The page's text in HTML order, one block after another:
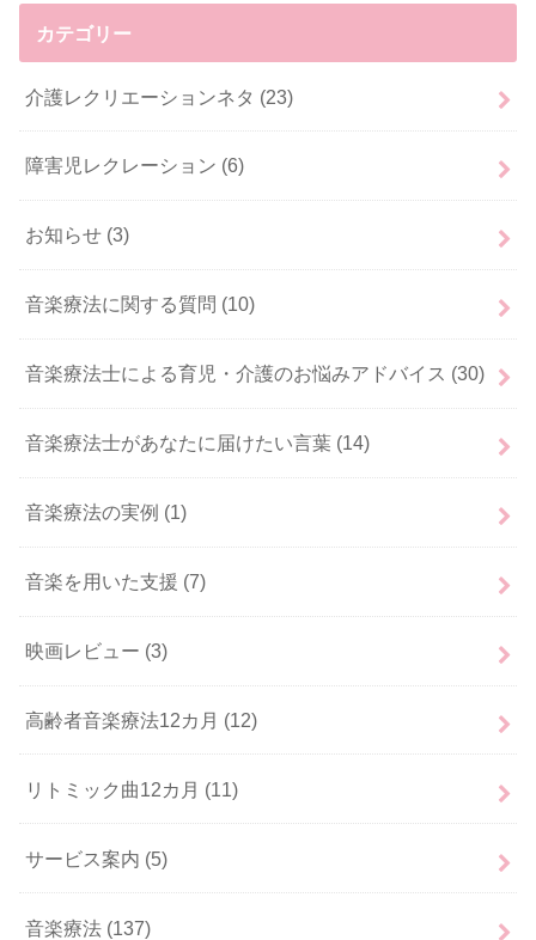
カテゴリー
介護レクリエーションネタ (23)
障害児レクレーション (6)
お知らせ (3)
音楽療法に関する質問 (10)
音楽療法士による育児・介護のお悩みアドバイス (30)
音楽療法士があなたに届けたい言葉 (14)
音楽療法の実例 (1)
音楽を用いた支援 (7)
映画レビュー (3)
高齢者音楽療法12カ月 (12)
リトミック曲12カ月 (11)
サービス案内 (5)
音楽療法 (137)